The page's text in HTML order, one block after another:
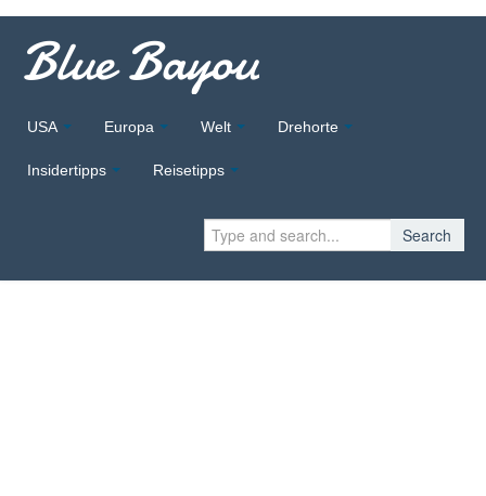
Blue Bayou
USA Europa Welt Drehorte
Insidertipps Reisetipps
Search